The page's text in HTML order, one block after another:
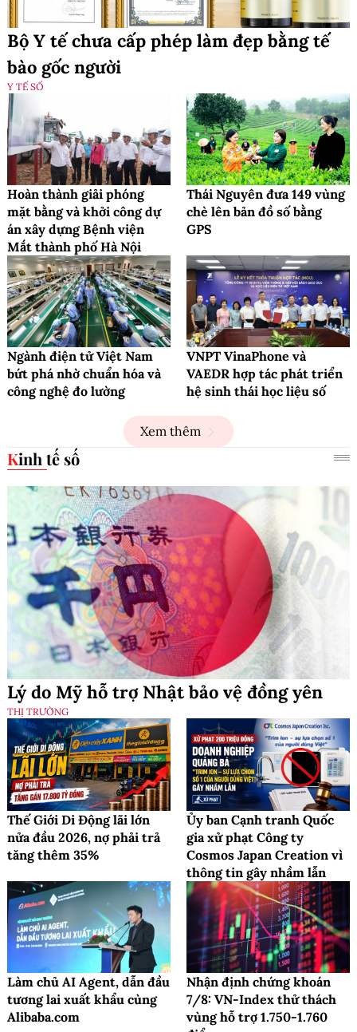
Bộ Y tế chưa cấp phép làm đẹp bằng tế
bào gốc người
Y TẾ SỐ
Hoàn thành giải phóng
mặt bằng và khởi công dự
án xây dựng Bệnh viện
Mắt thành phố Hà Nội
Thái Nguyên đưa 149 vùng
chè lên bản đồ số bằng
GPS
Ngành điện tử Việt Nam
bứt phá nhờ chuẩn hóa và
công nghệ đo lường
VNPT VinaPhone và
VAEDR hợp tác phát triển
hệ sinh thái học liệu số
Xem thêm
Kinh tế số
Lý do Mỹ hỗ trợ Nhật bảo vệ đồng yên
THỊ TRƯỜNG
Thế Giới Di Động lãi lớn
nửa đầu 2026, nợ phải trả
tăng thêm 35%
Ủy ban Cạnh tranh Quốc
gia xử phạt Công ty
Cosmos Japan Creation vì
thông tin gây nhầm lẫn
Làm chủ AI Agent, dẫn đầu
tương lai xuất khẩu cùng
Alibaba.com
Nhận định chứng khoán
7/8: VN-Index thử thách
vùng hỗ trợ 1.750-1.760